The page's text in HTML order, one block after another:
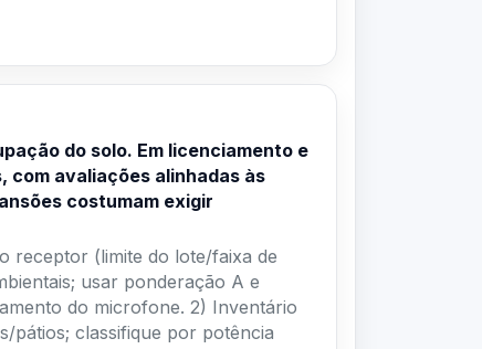
do solo. Em licenciamento e
com avaliações alinhadas às
costumam exigir
receptor (limite do lote/faixa de
usar ponderação A e
do microfone. 2) Inventário
pátios; classifique por potência
em dutos, barreiras nas linhas